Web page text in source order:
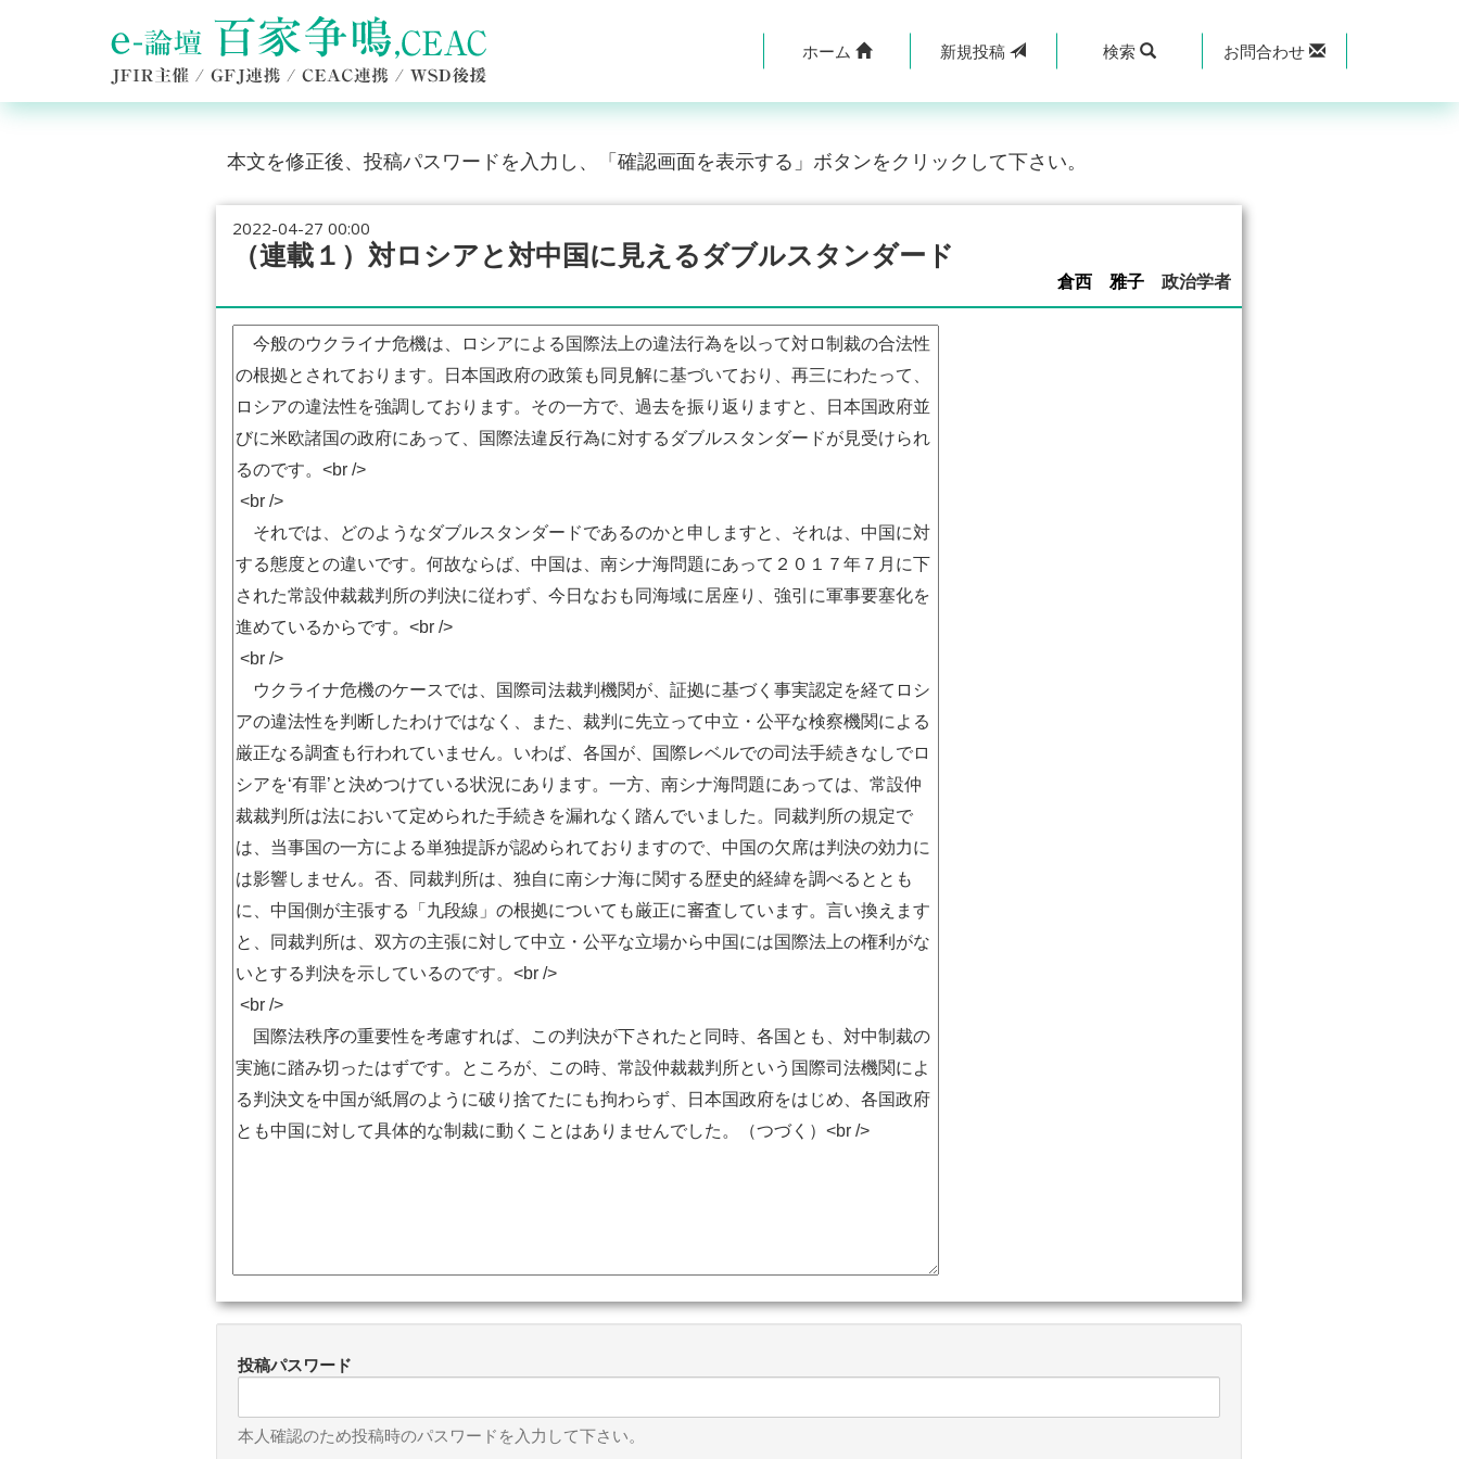
ホーム 新規投稿 検索 お問合わせ
本文を修正後、投稿パスワードを入力し、「確認画面を表示する」ボタンをクリックして下さい。
2022-04-27 00:00
（連載１）対ロシアと対中国に見えるダブルスタンダード
倉西 雅子 政治学者
投稿パスワード
本人確認のため投稿時のパスワードを入力して下さい。